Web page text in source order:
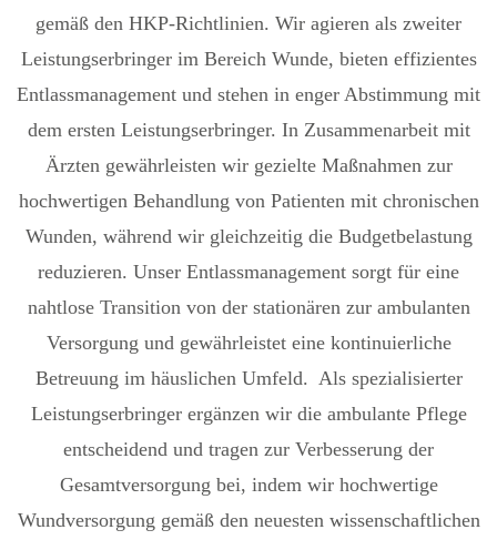
gemäß den HKP-Richtlinien. Wir agieren als zweiter
Leistungserbringer im Bereich Wunde, bieten effizientes
Entlassmanagement und stehen in enger Abstimmung mit
dem ersten Leistungserbringer. In Zusammenarbeit mit
Ärzten gewährleisten wir gezielte Maßnahmen zur
hochwertigen Behandlung von Patienten mit chronischen
Wunden, während wir gleichzeitig die Budgetbelastung
reduzieren. Unser Entlassmanagement sorgt für eine
nahtlose Transition von der stationären zur ambulanten
Versorgung und gewährleistet eine kontinuierliche
Betreuung im häuslichen Umfeld. Als spezialisierter
Leistungserbringer ergänzen wir die ambulante Pflege
entscheidend und tragen zur Verbesserung der
Gesamtversorgung bei, indem wir hochwertige
Wundversorgung gemäß den neuesten wissenschaftlichen